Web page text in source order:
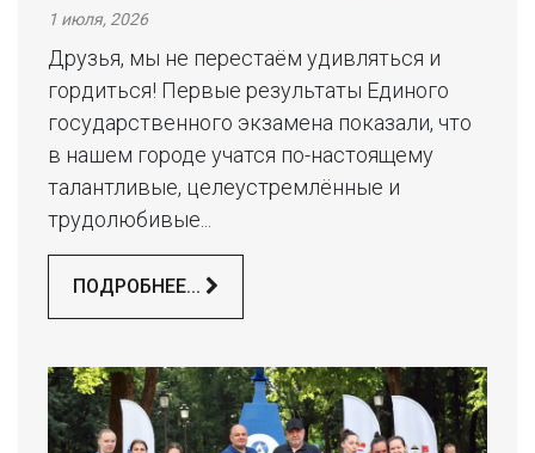
1 июля, 2026
Друзья, мы не перестаём удивляться и
гордиться! Первые результаты Единого
государственного экзамена показали, что
в нашем городе учатся по-настоящему
талантливые, целеустремлённые и
трудолюбивые...
ПОДРОБНЕЕ...